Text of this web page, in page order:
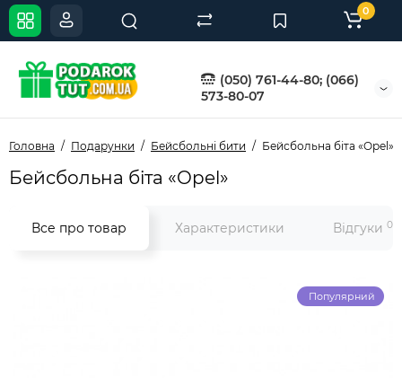
(050) 761-44-80; (066)
573-80-07
0
Головна Подарунки Бейсбольні бити Бейсбольна біта «Opel»
Бейсбольна біта «Opel»
Все про товар Характеристики Відгуки 0
Популярний